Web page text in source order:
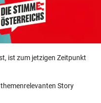
ist zum jetzigen Zeitpunkt
Story